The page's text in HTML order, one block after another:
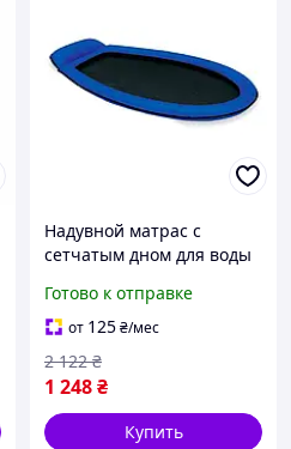
Надувной матрас с
сетчатым дном для воды
синий INTEX MC-8634
Готово к отправке
от 125₴/мес
1 248₴
2 122 ₴
Купить